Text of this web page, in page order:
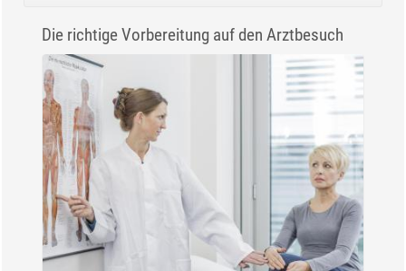
Die richtige Vorbereitung auf den Arztbesuch